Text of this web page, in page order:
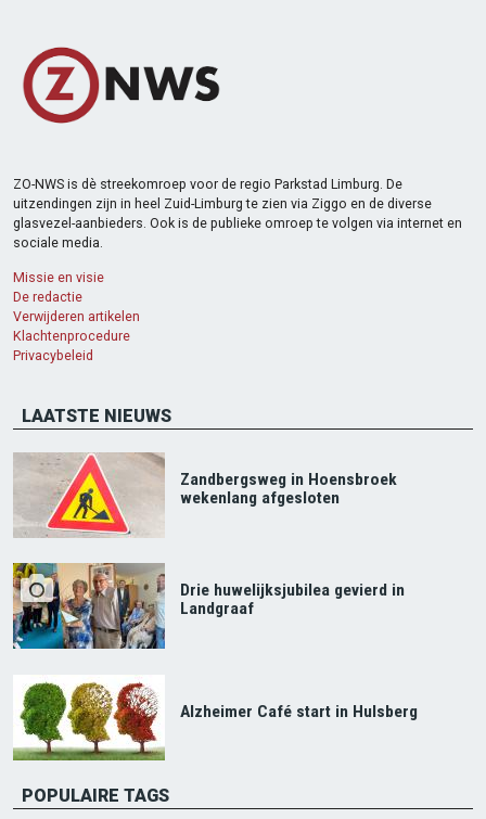
ZO-NWS is dè streekomroep voor de regio Parkstad Limburg. De
uitzendingen zijn in heel Zuid-Limburg te zien via Ziggo en de diverse
glasvezel-aanbieders. Ook is de publieke omroep te volgen via internet en
sociale media.
Missie en visie
De redactie
Verwijderen artikelen
Klachtenprocedure
Privacybeleid
LAATSTE NIEUWS
Zandbergsweg in Hoensbroek
wekenlang afgesloten
Drie huwelijksjubilea gevierd in
Landgraaf
Alzheimer Café start in Hulsberg
POPULAIRE TAGS